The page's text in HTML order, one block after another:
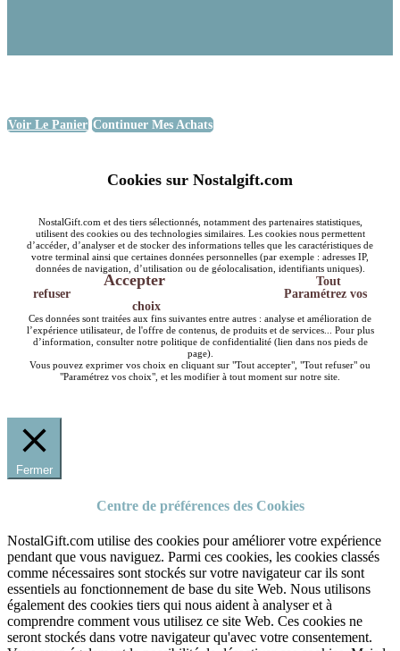
Voir Le Panier Continuer Mes Achats
Cookies sur Nostalgift.com
NostalGift.com et des tiers sélectionnés, notamment des partenaires statistiques,
utilisent des cookies ou des technologies similaires. Les cookies nous permettent
d’accéder, d’analyser et de stocker des informations telles que les caractéristiques de
votre terminal ainsi que certaines données personnelles (par exemple : adresses IP,
données de navigation, d’utilisation ou de géolocalisation, identifiants uniques).
Accepter
Tout
refuser
Paramétrez vos
choix
Ces données sont traitées aux fins suivantes entre autres : analyse et amélioration de
l’expérience utilisateur, de l'offre de contenus, de produits et de services... Pour plus
d’information, consulter notre politique de confidentialité (lien dans nos pieds de
page).
Vous pouvez exprimer vos choix en cliquant sur "Tout accepter", "Tout refuser" ou
"Paramétrez vos choix", et les modifier à tout moment sur notre site.
Fermer
Centre de préférences des Cookies
NostalGift.com utilise des cookies pour améliorer votre expérience
pendant que vous naviguez. Parmi ces cookies, les cookies classés
comme nécessaires sont stockés sur votre navigateur car ils sont
essentiels au fonctionnement de base du site Web. Nous utilisons
également des cookies tiers qui nous aident à analyser et à
comprendre comment vous utilisez ce site Web. Ces cookies ne
seront stockés dans votre navigateur qu'avec votre consentement.